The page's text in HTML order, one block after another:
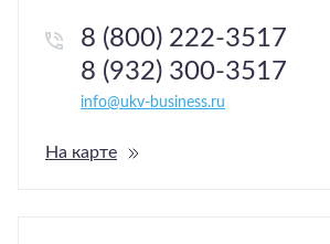
На карте
8 (800) 222-3517
8 (932) 300-3517
info@ukv-business.ru